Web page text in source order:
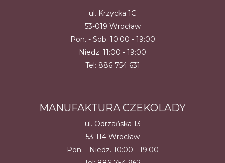
ul. Krzycka 1C
53-019 Wrocław
Pon. - Sob. 10:00 - 19:00
Niedz. 11:00 - 19:00
Tel: 886 754 631
MANUFAKTURA CZEKOLADY
ul. Odrzańska 13
53-114 Wrocław
Pon. - Niedz. 10:00 - 19:00